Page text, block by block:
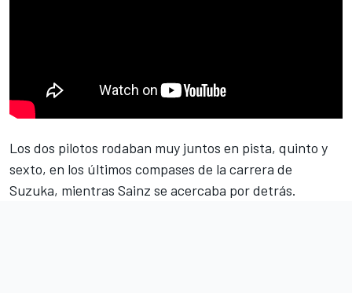
Los dos pilotos rodaban muy juntos en pista, quinto y
sexto, en los últimos compases de la carrera de
Suzuka, mientras Sainz se acercaba por detrás.